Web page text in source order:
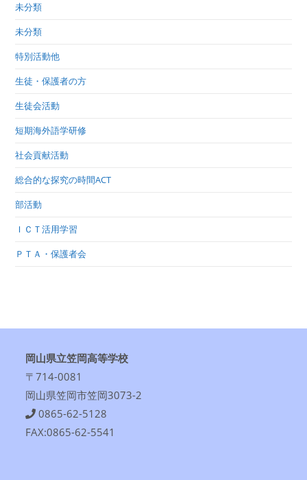
未分類
未分類
特別活動他
生徒・保護者の方
生徒会活動
短期海外語学研修
社会貢献活動
総合的な探究の時間ACT
部活動
ＩＣＴ活用学習
ＰＴＡ・保護者会
岡山県立笠岡高等学校
〒714-0081
岡山県笠岡市笠岡3073-2
0865-62-5128
FAX:0865-62-5541